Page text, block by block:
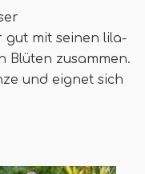
gut mit seinen lila-
zusammen.
und eignet sich